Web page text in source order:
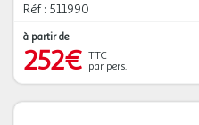
Réf : 511990
à partir de
252€ TTC
par pers.